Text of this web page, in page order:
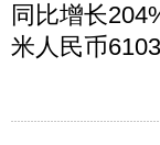
同比增长
米人民币6103